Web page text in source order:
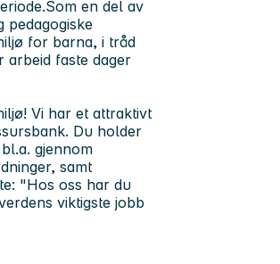
en del av
pedagogiske
for barna, i tråd
faste dager
Vi har et attraktivt
Du holder
gjennom
samt
"Hos oss har du
viktigste jobb